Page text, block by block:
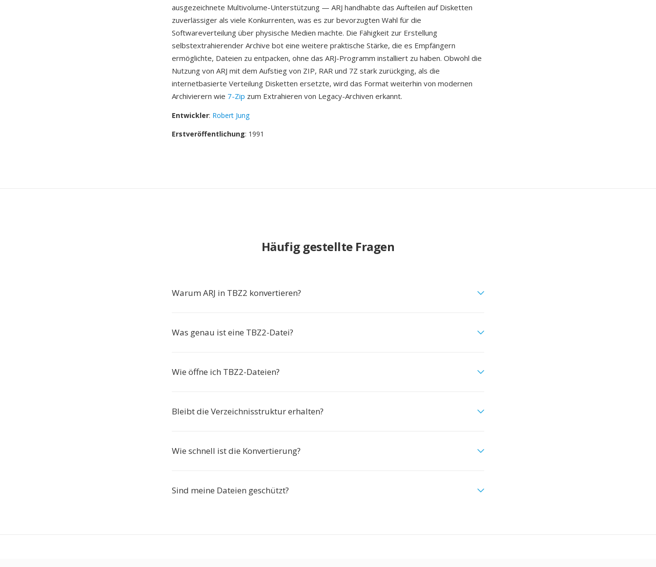
ausgezeichnete Multivolume-Unterstützung — ARJ handhabte das Aufteilen auf Disketten
zuverlässiger als viele Konkurrenten, was es zur bevorzugten Wahl für die
Softwareverteilung über physische Medien machte. Die Fähigkeit zur Erstellung
selbstextrahierender Archive bot eine weitere praktische Stärke, die es Empfängern
ermöglichte, Dateien zu entpacken, ohne das ARJ-Programm installiert zu haben. Obwohl die
Nutzung von ARJ mit dem Aufstieg von ZIP, RAR und 7Z stark zurückging, als die
internetbasierte Verteilung Disketten ersetzte, wird das Format weiterhin von modernen
Archivierern wie 7-Zip zum Extrahieren von Legacy-Archiven erkannt.
Entwickler: Robert Jung
Erstveröffentlichung: 1991
Häufig gestellte Fragen
Warum ARJ in TBZ2 konvertieren?
Was genau ist eine TBZ2-Datei?
Wie öffne ich TBZ2-Dateien?
Bleibt die Verzeichnisstruktur erhalten?
Wie schnell ist die Konvertierung?
Sind meine Dateien geschützt?